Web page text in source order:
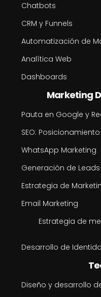
Chatbots
CRM y Funnels
Automatización de
Analítica Web
Dashboards
Marketing
Pauta en Google y
SEO:
WhatsApp Marketing
Generación de Leads
Estrategia de
Email Marketing
Estrategia de
Desarrollo de
Diseño y desarrollo